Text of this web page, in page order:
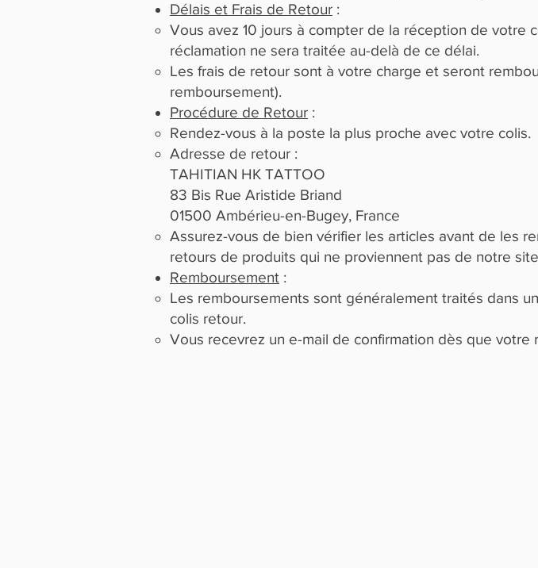
Délais et Frais de Retour :
Vous avez 10 jours à compter de la réception de votre
réclamation ne sera traitée au-delà de ce délai.
Les frais de retour sont à votre charge et seront
remboursement).
Procédure de Retour :
Rendez-vous à la poste la plus proche avec votre colis.
Adresse de retour :
TAHITIAN HK TATTOO
83 Bis Rue Aristide Briand
01500 Ambérieu-en-Bugey, France
Assurez-vous de bien vérifier les articles avant de les
retours de produits qui ne proviennent pas de notre
Remboursement :
Les remboursements sont généralement traités dans
colis retour.
Vous recevrez un e-mail de confirmation dès que